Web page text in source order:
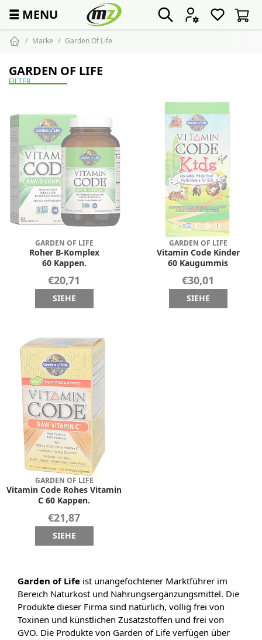
☰ MENU
Marke Garden Of Life
GARDEN OF LIFE
FILTER
GARDEN OF LIFE
Roher B-Komplex
60 Kappen.
€20,71
SIEHE
GARDEN OF LIFE
Vitamin Code Kinder
60 Kaugummis
€30,01
SIEHE
GARDEN OF LIFE
Vitamin Code Rohes Vitamin
C 60 Kappen.
€21,87
SIEHE
Garden of Life ist unangefochtener Marktführer im
Bereich Naturkost und Nahrungsergänzungsmittel. Die
Produkte dieser Firma sind natürlich, völlig frei von
Toxinen und künstlichen Zusatzstoffen und frei von
GVO. Die Produkte von Garden of Life verfügen über